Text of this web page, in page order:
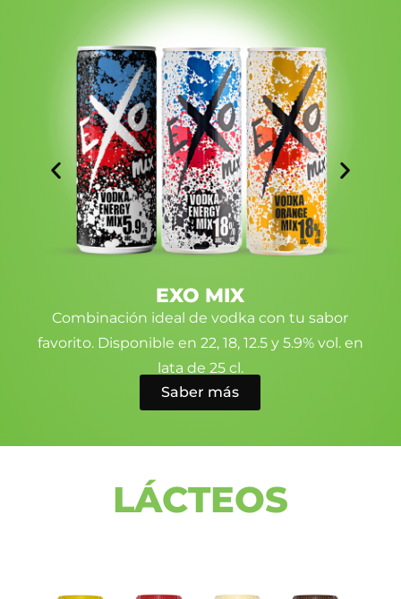
EXO MIX
Combinación ideal de vodka con tu sabor
favorito. Disponible en 22, 18, 12.5 y 5.9% vol. en
lata de 25 cl.
Saber más
LÁCTEOS